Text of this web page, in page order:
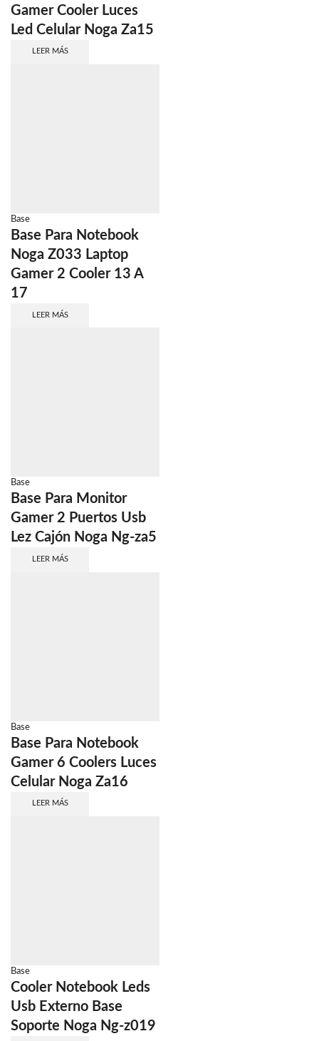
Gamer Cooler Luces
Led Celular Noga Za15
LEER MÁS
Base
Base Para Notebook
Noga Z033 Laptop
Gamer 2 Cooler 13 A
17
LEER MÁS
Base
Base Para Monitor
Gamer 2 Puertos Usb
Lez Cajón Noga Ng-za5
LEER MÁS
Base
Base Para Notebook
Gamer 6 Coolers Luces
Celular Noga Za16
LEER MÁS
Base
Cooler Notebook Leds
Usb Externo Base
Soporte Noga Ng-z019